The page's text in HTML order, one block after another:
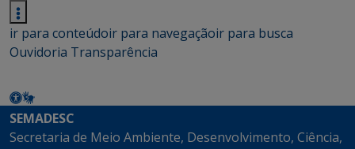
ir para conteúdoir para navegaçãoir para busca
Ouvidoria Transparência
SEMADESC
Secretaria de Meio Ambiente, Desenvolvimento, Ciência,